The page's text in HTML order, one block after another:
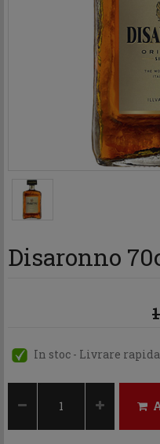
Disaronno
In stoc - Livrare rapida